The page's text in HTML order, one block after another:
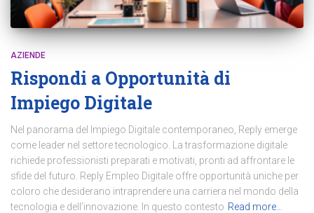
AZIENDE
Rispondi a Opportunità di
Impiego Digitale
Nel panorama del Impiego Digitale contemporaneo, Reply emerge
come leader nel settore tecnologico. La trasformazione digitale
richiede professionisti preparati e motivati, pronti ad affrontare le
sfide del futuro. Reply Empleo Digitale offre opportunità uniche per
coloro che desiderano intraprendere una carriera nel mondo della
tecnologia e dell’innovazione. In questo contesto Read more…